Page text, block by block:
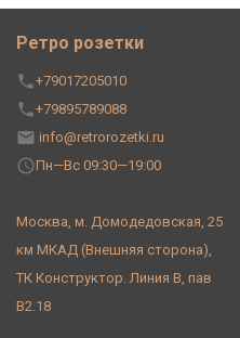
Ретро розетки
+79017205010
+79895789088
info@retrorozetki.ru
Пн—Вс 09:30—19:00
Москва, м. Домодедовская, 25
км МКАД (Внешняя сторона),
ТК Конструктор. Линия В, пав
В2.18